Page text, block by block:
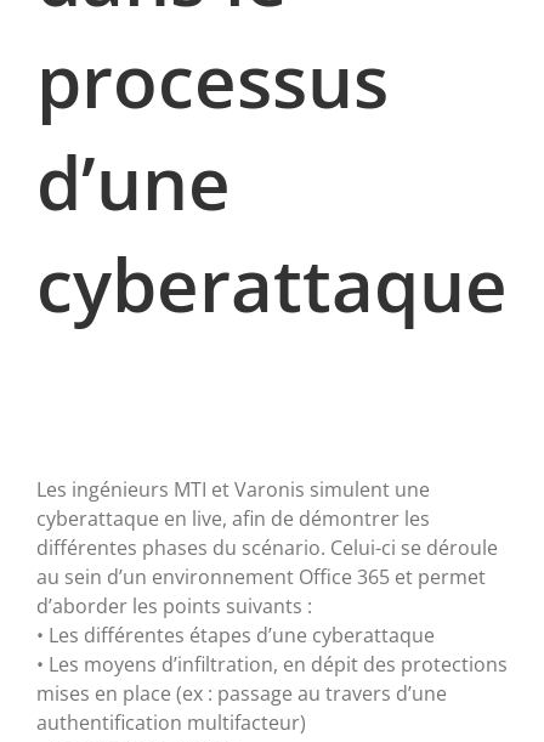
processus
d’une
cyberattaque
Les ingénieurs MTI et Varonis simulent une
cyberattaque en live, afin de démontrer les
différentes phases du scénario. Celui-ci se déroule
au sein d’un environnement Office 365 et permet
d’aborder les points suivants :
• Les différentes étapes d’une cyberattaque
• Les moyens d’infiltration, en dépit des protections
mises en place (ex : passage au travers d’une
authentification multifacteur)